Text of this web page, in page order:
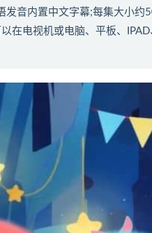
音内置中文字幕;每集大小
电视机或电脑、平板、IPAD